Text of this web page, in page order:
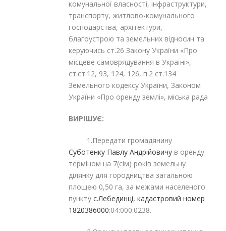
комунальної власності, інфраструктури,
транспорту, житлово-комунального
господарства, архітектури,
благоустрою та земельних відносин та
керуючись ст.26 Закону України «Про
місцеве самоврядування в Україні»,
ст.ст.12, 93, 124, 126, п.2 ст.134
Земельного кодексу України, Законом
України «Про оренду землі», міська рада
ВИРІШУЄ:
1.Передати громадянину
Суботенку Павлу Андрійовичу в оренду
терміном на 7(сім) років земельну
ділянку для городництва загальною
площею 0,50 га, за межами населеного
пункту с.Лебединці, кадастровий номер
1820386000:04:000:0238.